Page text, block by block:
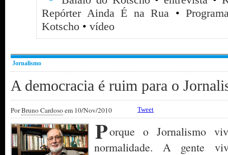
Repórter Ainda É na Rua •
Kotscho • vídeo
Jornalismo
A democracia é ruim para o
PorBruno Cardosoem 10/Nov/2010 Tweet
Porque o Jornalismo
normalidade. A gente